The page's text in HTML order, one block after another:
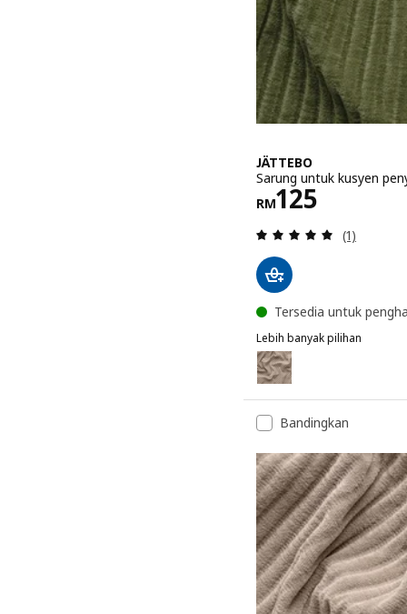
JÄTTEBO
Sarung untuk kusyen
RM125
Harga RM
Ulasan:
(1)
Tersedia untuk
Lebih banyak pilihan
JÄTTEBO
Pilihan: JÄTTEBO,
Pilihan: JÄTTEBO,
Pilihan: JÄTTEBO,
Bandingkan